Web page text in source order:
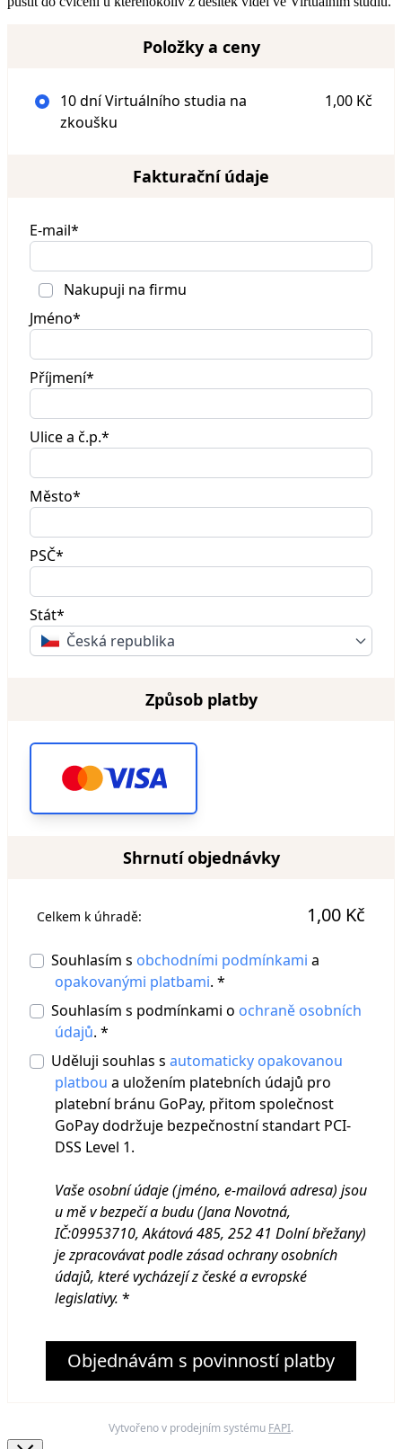
Položky a ceny
10 dní Virtuálního studia na
zkoušku
1,00 Kč
Fakturační údaje
E-mail*
Nakupuji na firmu
Jméno*
Příjmení*
Ulice a č.p.*
Město*
PSČ*
Stát*
Česká republika
Způsob platby
Shrnutí objednávky
Celkem k úhradě: 1,00 Kč
Souhlasím s obchodními podmínkami a
opakovanými platbami. *
Souhlasím s podmínkami o ochraně osobních
údajů. *
Uděluji souhlas s automaticky opakovanou
platbou a uložením platebních údajů pro
platební bránu GoPay, přitom společnost
GoPay dodržuje bezpečnostní standart PCI-
DSS Level 1.
Vaše osobní údaje (jméno, e-mailová adresa) jsou
u mě v bezpečí a budu (Jana Novotná,
IČ:09953710, Akátová 485, 252 41 Dolní břežany)
je zpracovávat podle zásad ochrany osobních
údajů, které vycházejí z české a evropské
legislativy. *
Objednávám s povinností platby
Vytvořeno v prodejním systému FAPI.